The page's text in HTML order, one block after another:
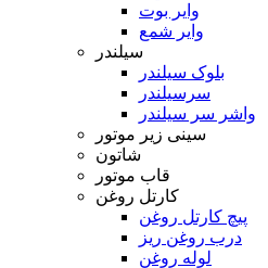
وایر بوت
وایر شمع
سیلندر
بلوک سیلندر
سرسیلندر
واشر سر سیلندر
سینی زیر موتور
شاتون
قاب موتور
کارتل روغن
پیچ کارتل روغن
درب روغن ریز
لوله روغن